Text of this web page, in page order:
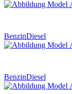
BenzinDiesel
BenzinDiesel